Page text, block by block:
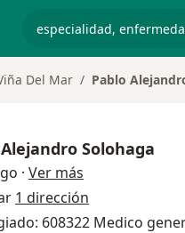
Del Mar Pablo
Solohaga
· Ver más
1 dirección
608322 Medico